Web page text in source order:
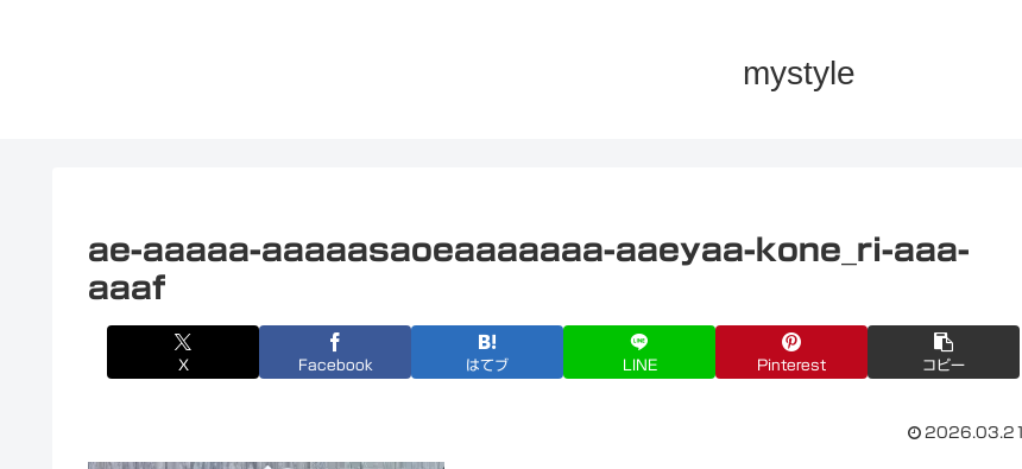
mystyle
ae-aaaaa-aaaaasaoeaaaaaaa-aaeyaa-kone_ri-aaa-
aaaf
X Facebook はてブ LINE Pinterest コピー
2026.03.21